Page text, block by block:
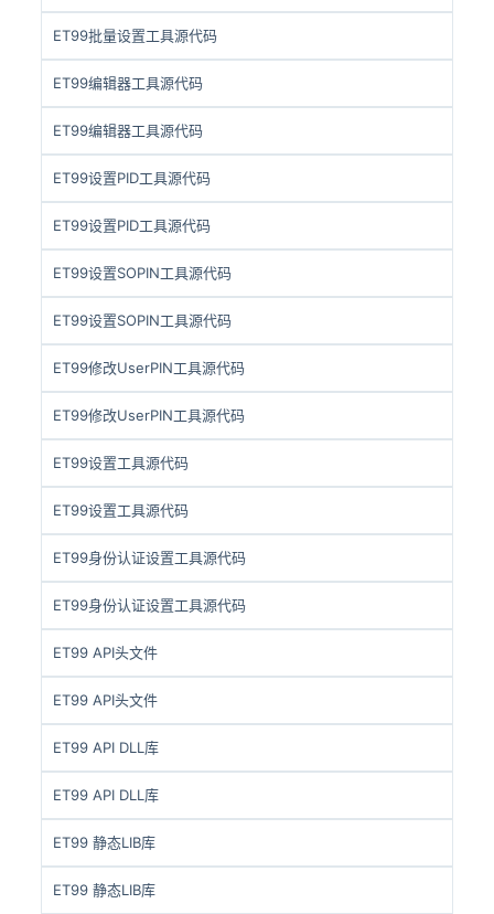
ET99批量设置工具源代码
ET99编辑器工具源代码
ET99编辑器工具源代码
ET99设置PID工具源代码
ET99设置PID工具源代码
ET99设置SOPIN工具源代码
ET99设置SOPIN工具源代码
ET99修改UserPIN工具源代码
ET99修改UserPIN工具源代码
ET99设置工具源代码
ET99设置工具源代码
ET99身份认证设置工具源代码
ET99身份认证设置工具源代码
ET99 API头文件
ET99 API头文件
ET99 API DLL库
ET99 API DLL库
ET99 静态LIB库
ET99 静态LIB库